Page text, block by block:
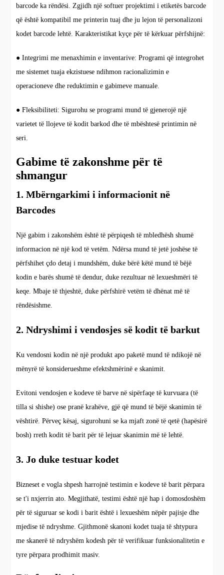
barcode ka rëndësi. Zgjidh një softuer projektimi i etiketës barcode
që është kompatibil me printerin tuaj dhe ju lejon të personalizoni
kodet barcode lehtë. Karakteristikat kyçe për të kërkuar përfshijnë:
● Integrimi me menaxhimin e inventarive: Programi që integrohet
me sistemet tuaja ekzistuese ndihmon racionalizimin e
operacioneve dhe reduktimin e gabimeve manuale.
● Fleksibiliteti: Sigurohu se programi mund të gjenerojë një
varietet të llojeve të kodit barkod dhe të mbështesë printimin në
seri.
Gabime të zakonshme për të
shmangur
1. Mbërngarkimi i informacionit në
Barcodes
Një gabim i zakonshëm është të përpiqesh të mbledhësh shumë
informacion në një kod të vetëm. Ndërsa mund të jetë joshëse të
përfshihet çdo detaj i mundshëm, duke bërë këtë mund të bëjë
kodin e barës shumë të dendur, duke rezultuar në lexueshmëri të
keqe. Mbaje të thjeshtë, duke përfshirë vetëm të dhënat më të
rëndësishme.
2. Ndryshimi i vendosjes së kodit të barkut
Ku vendosni kodin në një produkt apo paketë mund të ndikojë në
mënyrë të konsiderueshme efektshmërinë e skanimit.
Evitoni vendosjen e kodeve të barve në sipërfaqe të kurvuara (të
tilla si shishe) ose pranë krahëve, gjë që mund të bëjë skanimin të
vështirë. Përveç kësaj, sigurohuni se ka mjaft zonë të qetë (hapësirë
bosh) rreth kodit të barit për të lejuar skanimin më të lehtë.
3. Jo duke testuar kodet
Bizneset e vogla shpesh harrojnë testimin e kodeve të barit përpara
se t'i nxjerrin ato. Megjithatë, testimi është një hap i domosdoshëm
për të siguruar se kodi i barit është i lexueshëm nëpër pajisje dhe
mjedise të ndryshme. Gjithmonë skanoni kodet tuaja të shtypura
me skanerë të ndryshëm kodesh për të verifikuar funksionalitetin e
tyre përpara prodhimit masiv.